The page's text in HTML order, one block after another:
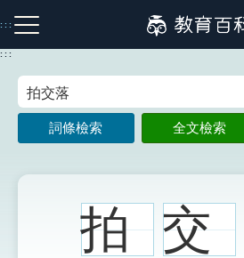
到
主
:::
注音索引圖示 筆畫索引圖示
:::
詞條檢索 全文檢索
拍 交